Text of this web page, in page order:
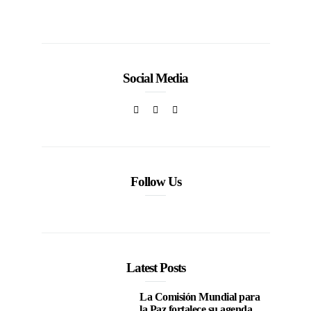
Social Media
Follow Us
Latest Posts
La Comisión Mundial para